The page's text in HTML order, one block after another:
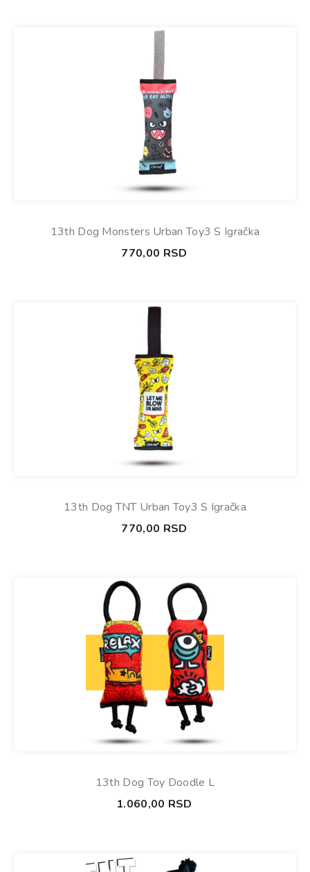
13th Dog Monsters Urban Toy3 S Igračka
770,00 RSD
13th Dog TNT Urban Toy3 S Igračka
770,00 RSD
13th Dog Toy Doodle L
1.060,00 RSD